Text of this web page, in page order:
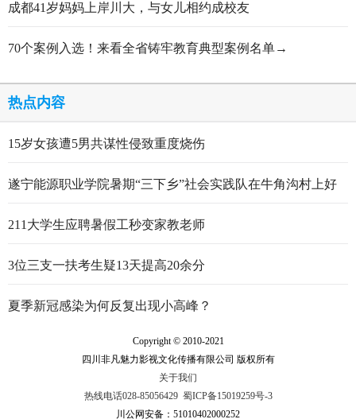
成都41岁妈妈上岸川大，与女儿相约成校友
70个案例入选！来看全省铸牢教育典型案例名单→
热点内容
15岁女孩遭5男共谋性侵致重度烧伤
遂宁能源职业学院暑期“三下乡”社会实践队在牛角沟村上好
211大学生应聘暑假工秒变家教老师
3位三支一扶考生疑13天提高20余分
夏季新冠感染为何反复出现小高峰？
Copyright © 2010-2021
四川非凡魅力影视文化传播有限公司 版权所有
关于我们
热线电话028-85056429 蜀ICP备15019259号-3
川公网安备：51010402000252